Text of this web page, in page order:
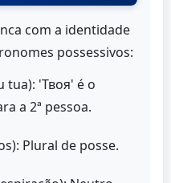
com a identidade
possessivos:
tua): 'Твоя' é o
a 2ª pessoa.
Plural de posse.